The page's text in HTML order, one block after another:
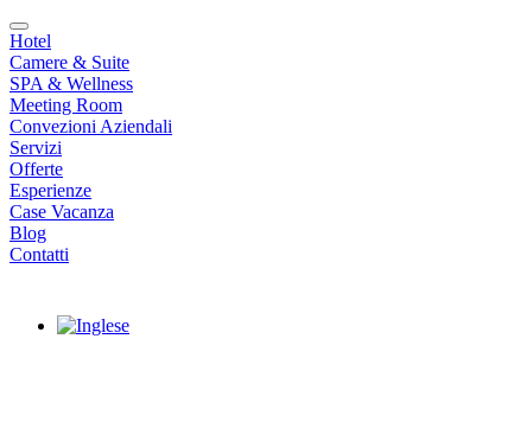
Hotel
Camere & Suite
SPA & Wellness
Meeting Room
Convezioni Aziendali
Servizi
Offerte
Esperienze
Case Vacanza
Blog
Contatti